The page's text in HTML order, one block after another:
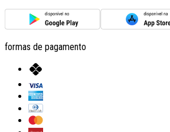
formas de pagamento